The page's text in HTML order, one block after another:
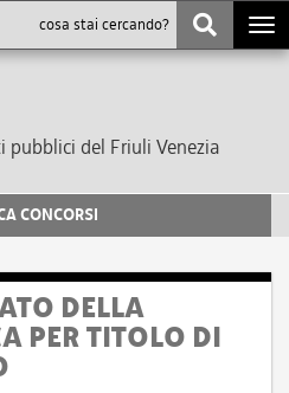
del Friuli Venezia
CONCORSI
DELLA
PER TITOLO DI